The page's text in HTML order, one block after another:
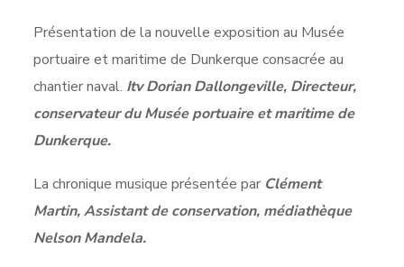
Présentation de la nouvelle exposition au Musée
portuaire et maritime de Dunkerque consacrée au
chantier naval. Itv Dorian Dallongeville, Directeur,
conservateur du Musée portuaire et maritime de
Dunkerque.
La chronique musique présentée par Clément
Martin, Assistant de conservation, médiathèque
Nelson Mandela.